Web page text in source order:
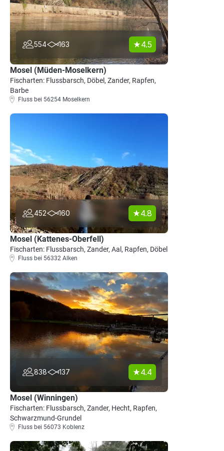
554 163 4.5
Mosel (Müden-Moselkern)
Fischarten: Flussbarsch, Döbel, Zander, Rapfen,
Barbe
Fluss bei 56254 Moselkern
452 160 4.8
Mosel (Kattenes-Oberfell)
Fischarten: Flussbarsch, Zander, Aal, Rapfen, Döbel
Fluss bei 56332 Alken
838 137 4.4
Mosel (Winningen)
Fischarten: Flussbarsch, Zander, Hecht, Rapfen,
Schwarzmund-Grundel
Fluss bei 56073 Koblenz